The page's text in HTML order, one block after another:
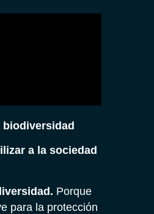
biodiversidad
a la sociedad
Porque
para la protección